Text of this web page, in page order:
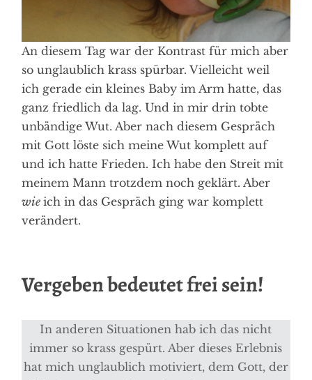
An diesem Tag war der Kontrast für mich aber
so unglaublich krass spürbar. Vielleicht weil
ich gerade ein kleines Baby im Arm hatte, das
ganz friedlich da lag. Und in mir drin tobte
unbändige Wut. Aber nach diesem Gespräch
mit Gott löste sich meine Wut komplett auf
und ich hatte Frieden. Ich habe den Streit mit
meinem Mann trotzdem noch geklärt. Aber
wieich in das Gespräch ging war komplett
verändert.
Vergeben bedeutet frei sein!
In anderen Situationen hab ich das nicht
immer so krass gespürt. Aber dieses Erlebnis
hat mich unglaublich motiviert, dem Gott, der